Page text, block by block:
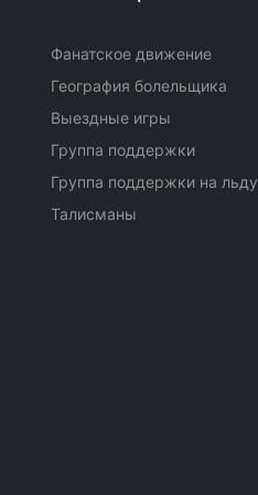
Фанатское движение
География болельщика
Выездные игры
Группа поддержки
Группа поддержки на льду
Талисманы